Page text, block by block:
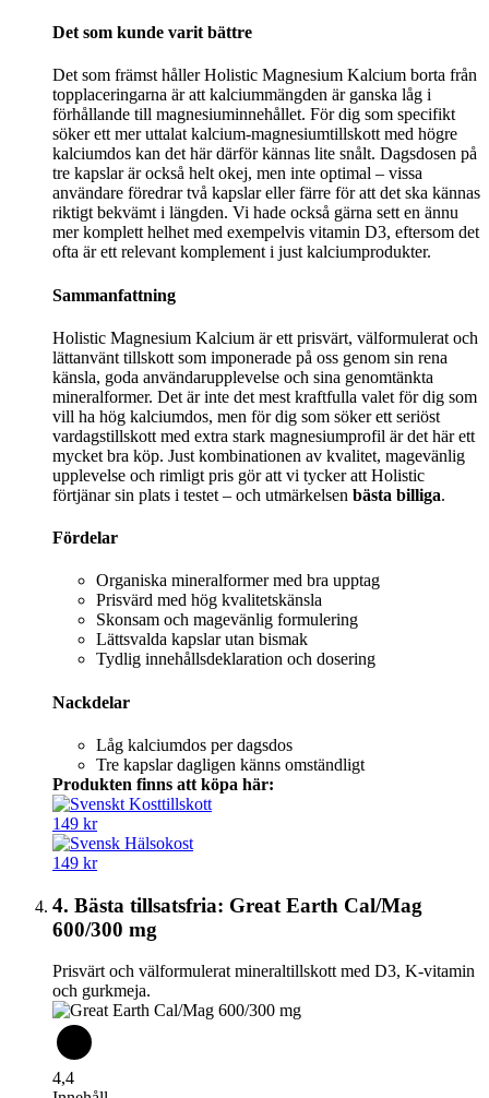
Det som kunde varit bättre
Det som främst håller Holistic Magnesium Kalcium borta från
topplaceringarna är att kalciummängden är ganska låg i
förhållande till magnesiuminnehållet. För dig som specifikt
söker ett mer uttalat kalcium-magnesiumtillskott med högre
kalciumdos kan det här därför kännas lite snålt. Dagsdosen på
tre kapslar är också helt okej, men inte optimal – vissa
användare föredrar två kapslar eller färre för att det ska kännas
riktigt bekvämt i längden. Vi hade också gärna sett en ännu
mer komplett helhet med exempelvis vitamin D3, eftersom det
ofta är ett relevant komplement i just kalciumprodukter.
Sammanfattning
Holistic Magnesium Kalcium är ett prisvärt, välformulerat och
lättanvänt tillskott som imponerade på oss genom sin rena
känsla, goda användarupplevelse och sina genomtänkta
mineralformer. Det är inte det mest kraftfulla valet för dig som
vill ha hög kalciumdos, men för dig som söker ett seriöst
vardagstillskott med extra stark magnesiumprofil är det här ett
mycket bra köp. Just kombinationen av kvalitet, magevänlig
upplevelse och rimligt pris gör att vi tycker att Holistic
förtjänar sin plats i testet – och utmärkelsen bästa billiga.
Fördelar
Organiska mineralformer med bra upptag
Prisvärd med hög kvalitetskänsla
Skonsam och magevänlig formulering
Lättsvalda kapslar utan bismak
Tydlig innehållsdeklaration och dosering
Nackdelar
Låg kalciumdos per dagsdos
Tre kapslar dagligen känns omständligt
Produkten finns att köpa här:
149 kr
149 kr
4. Bästa tillsatsfria: Great Earth Cal/Mag
600/300 mg
Prisvärt och välformulerat mineral­tillskott med D3, K-vitamin
och gurkmeja.
4,4